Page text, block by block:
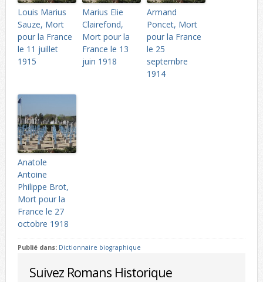
Louis Marius
Sauze, Mort
pour la France
le 11 juillet
1915
Marius Elie
Clairefond,
Mort pour la
France le 13
juin 1918
Armand
Poncet, Mort
pour la France
le 25
septembre
1914
Anatole
Antoine
Philippe Brot,
Mort pour la
France le 27
octobre 1918
Publié dans: Dictionnaire biographique
Suivez Romans Historique